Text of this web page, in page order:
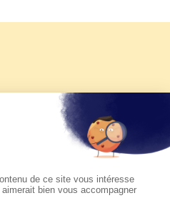
d'été 2026 de KTO
pastorale du pape Léon
à suivre sur KTO le